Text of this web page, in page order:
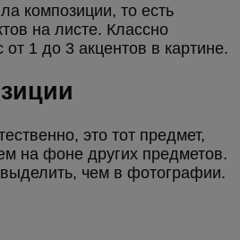
композиции, то есть
на листе. Классно
от 1 до 3 акцентов в картине.
это тот предмет,
на фоне других предметов.
выделить, чем в фотографии.